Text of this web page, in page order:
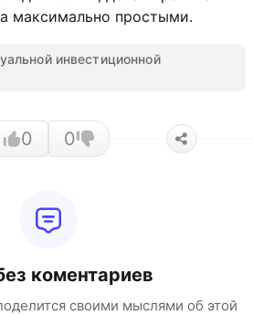
максимально простыми.
инвестиционной
0 0
коментариев
своими мыслями об этой